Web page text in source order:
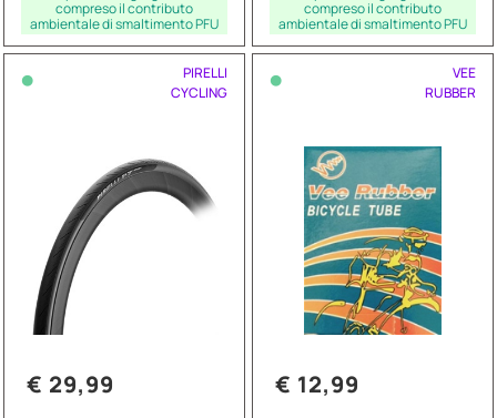
compreso il contributo
ambientale di smaltimento PFU
compreso il contributo
ambientale di smaltimento PFU
•
PIRELLI
CYCLING
€ 29,99
•
VEE
RUBBER
€ 12,99